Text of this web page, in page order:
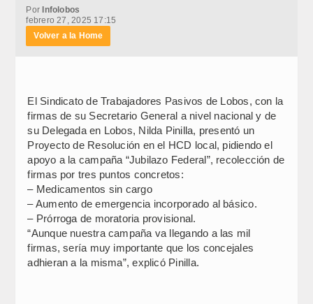
Por Infolobos
febrero 27, 2025 17:15
Volver a la Home
El Sindicato de Trabajadores Pasivos de Lobos, con la
firmas de su Secretario General a nivel nacional y de
su Delegada en Lobos, Nilda Pinilla, presentó un
Proyecto de Resolución en el HCD local, pidiendo el
apoyo a la campaña “Jubilazo Federal”, recolección de
firmas por tres puntos concretos:
– Medicamentos sin cargo
– Aumento de emergencia incorporado al básico.
– Prórroga de moratoria provisional.
“Aunque nuestra campaña va llegando a las mil
firmas, sería muy importante que los concejales
adhieran a la misma”, explicó Pinilla.